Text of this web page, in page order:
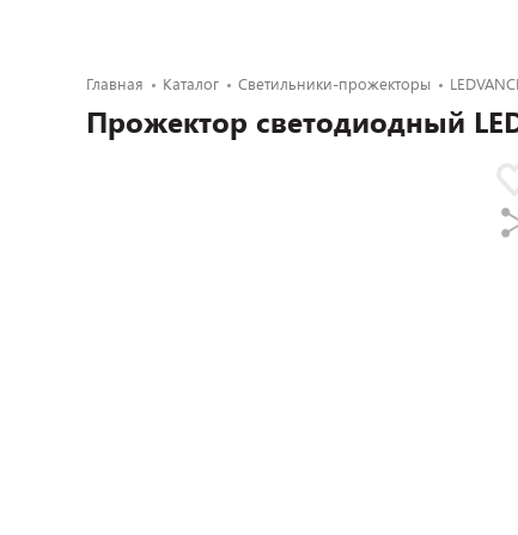
Главная Каталог Светильники-прожекторы
Прожектор светодиодный